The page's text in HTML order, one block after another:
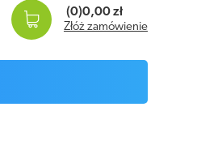
(0)0,00 zł
Złóż zamówienie